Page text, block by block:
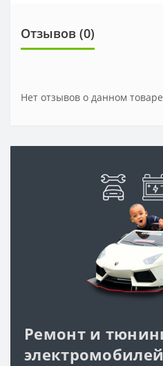
Отзывов (0)
Нет отзывов о данном
Ремонт и